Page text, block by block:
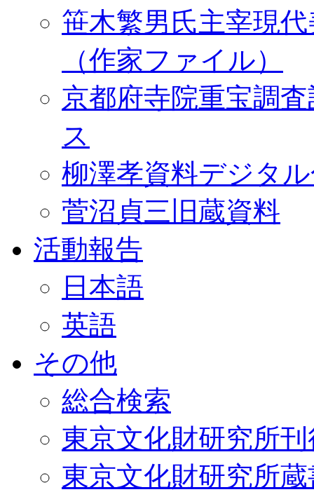
笹木繁男氏主宰現
（作家ファイル）
京都府寺院重宝調
ス
柳澤孝資料デジタ
菅沼貞三旧蔵資料
活動報告
日本語
英語
その他
総合検索
東京文化財研究所
東京文化財研究所